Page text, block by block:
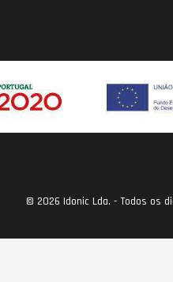
© 2026 Idonic Lda. - Todos os